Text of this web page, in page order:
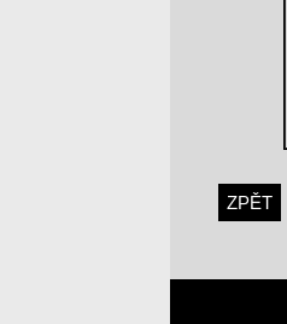
ZPĚT